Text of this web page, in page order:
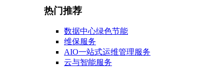
热门推荐
数据中心绿色节能
维保服务
AIO一站式运维管理服务
云与智能服务